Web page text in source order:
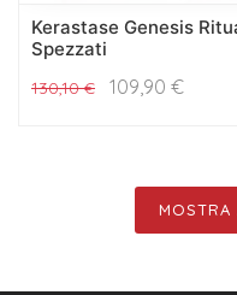
Kerastase Genesis
Spezzati
130,10€ 109,90 €